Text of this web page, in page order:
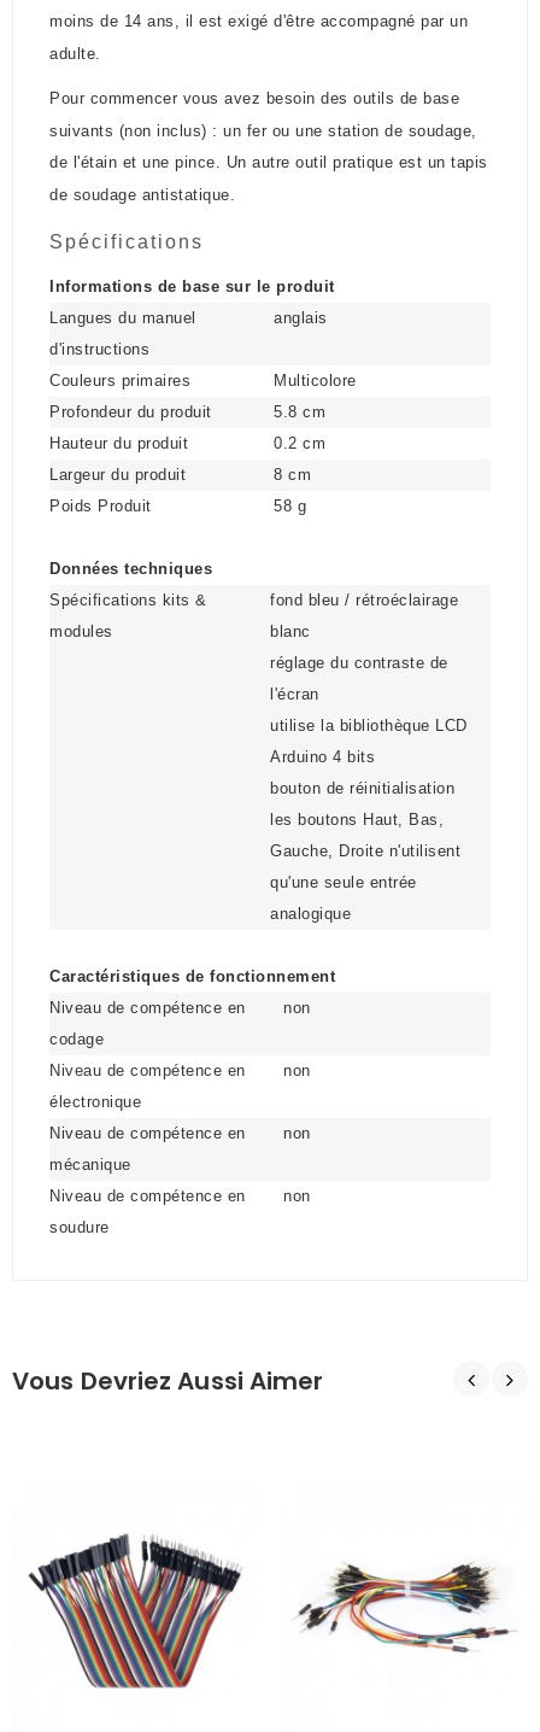
moins de 14 ans, il est exigé d'être accompagné par un
adulte.
Pour commencer vous avez besoin des outils de base
suivants (non inclus) : un fer ou une station de soudage,
de l'étain et une pince. Un autre outil pratique est un tapis
de soudage antistatique.
Spécifications
Informations de base sur le produit
Langues du manuel
d'instructions
anglais
Couleurs primaires
Multicolore
Profondeur du produit
5.8 cm
Hauteur du produit
0.2 cm
Largeur du produit
8 cm
Poids Produit
58 g
Données techniques
Spécifications kits &
modules
fond bleu / rétroéclairage
blanc
réglage du contraste de
l'écran
utilise la bibliothèque LCD
Arduino 4 bits
bouton de réinitialisation
les boutons Haut, Bas,
Gauche, Droite n'utilisent
qu'une seule entrée
analogique
Caractéristiques de fonctionnement
Niveau de compétence en
codage
non
Niveau de compétence en
électronique
non
Niveau de compétence en
mécanique
non
Niveau de compétence en
soudure
non
Vous Devriez Aussi Aimer